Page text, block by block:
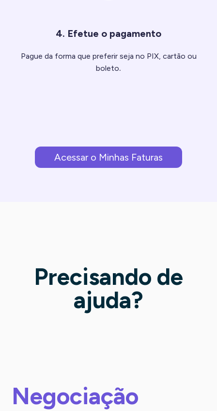
4. Efetue o pagamento
Pague da forma que preferir seja no PIX, cartão ou
boleto.
Acessar o Minhas Faturas
Precisando de
ajuda?
Negociação